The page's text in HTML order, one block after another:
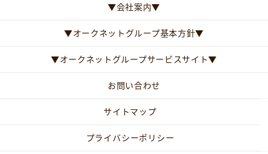
▼会社案内▼
▼オークネットグループ基本方針▼
▼オークネットグループサービスサイト▼
お問い合わせ
サイトマップ
プライバシーポリシー